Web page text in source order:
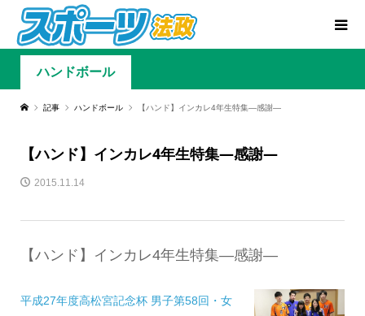
ハンドボール
記事 ハンドボール 【ハンド】インカレ4年生特集―感謝―
【ハンド】インカレ4年生特集―感謝―
2015.11.14
【ハンド】インカレ4年生特集―感謝―
平成27年度高松宮記念杯 男子第58回・女